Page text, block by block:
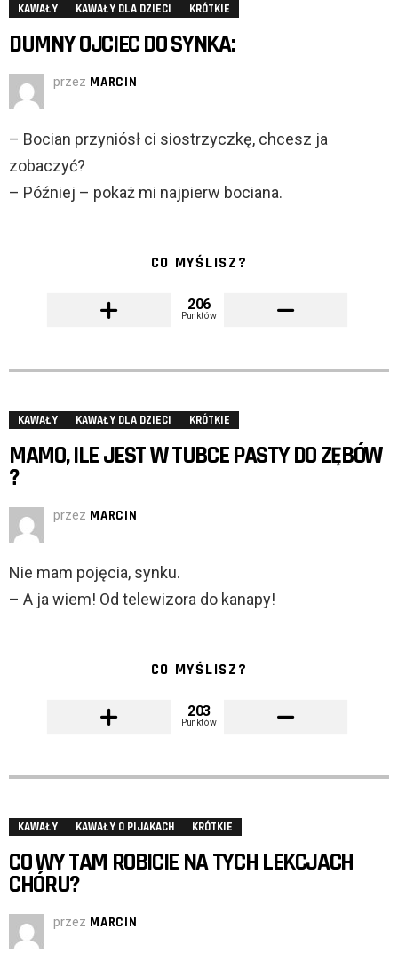
KAWAŁY KAWAŁY DLA DZIECI KRÓTKIE
DUMNY OJCIEC DO SYNKA:
przez MARCIN
– Bocian przyniósł ci siostrzyczkę, chcesz ja
zobaczyć?
– Później – pokaż mi najpierw bociana.
CO MYŚLISZ?
206
Punktów
KAWAŁY KAWAŁY DLA DZIECI KRÓTKIE
MAMO, ILE JEST W TUBCE PASTY DO ZĘBÓW
?
przez MARCIN
Nie mam pojęcia, synku.
– A ja wiem! Od telewizora do kanapy!
CO MYŚLISZ?
203
Punktów
KAWAŁY KAWAŁY O PIJAKACH KRÓTKIE
CO WY TAM ROBICIE NA TYCH LEKCJACH
CHÓRU?
przez MARCIN